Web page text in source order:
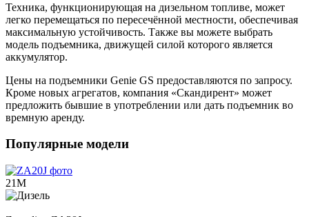
Техника, функционирующая на дизельном топливе, может
легко перемещаться по пересечённой местности, обеспечивая
максимальную устойчивость. Также вы можете выбрать
модель подъемника, движущей силой которого является
аккумулятор.
Цены на подъемники Genie GS предоставляются по запросу.
Кроме новых агрегатов, компания «Скандирент» может
предложить бывшие в употреблении или дать подъемник во
времную аренду.
Популярные модели
21М